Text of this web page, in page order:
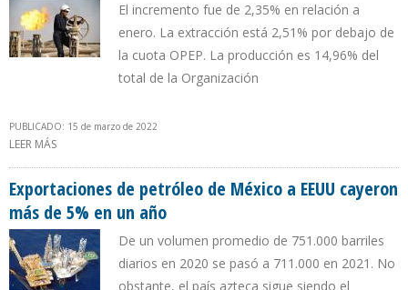
El incremento fue de 2,35% en relación a
enero. La extracción está 2,51% por debajo de
la cuota OPEP. La producción es 14,96% del
total de la Organización
PUBLICADO: 15 de marzo de 2022
LEER MÁS
Exportaciones de petróleo de México a EEUU cayeron
más de 5% en un año
De un volumen promedio de 751.000 barriles
diarios en 2020 se pasó a 711.000 en 2021. No
obstante, el país azteca sigue siendo el